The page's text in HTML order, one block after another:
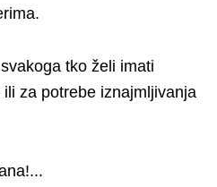
tko želi imati
za potrebe iznajmljivanja